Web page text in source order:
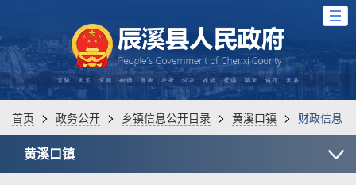
首页 > 政务公开 > 乡镇信息公开目录 > 黄溪口镇 > 财政信息
黄溪口镇